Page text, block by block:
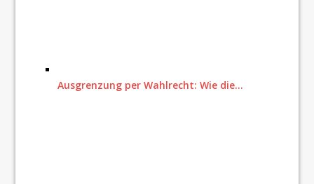
Ausgrenzung per Wahlrecht: Wie die…